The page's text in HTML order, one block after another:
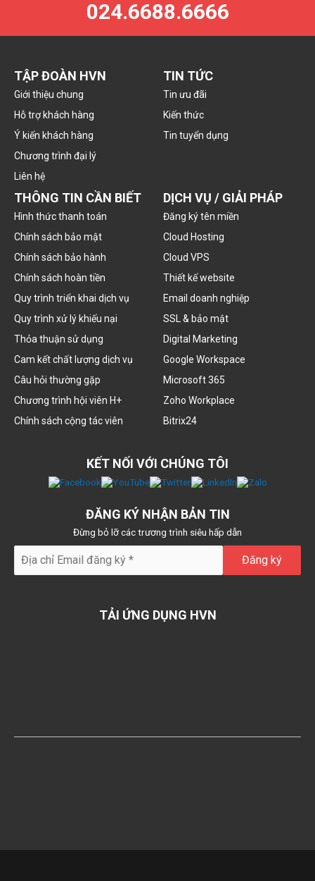
024.6688.6666
TẬP ĐOÀN HVN
Giới thiệu chung
Hỗ trợ khách hàng
Ý kiến khách hàng
Chương trình đại lý
Liên hệ
TIN TỨC
Tin ưu đãi
Kiến thức
Tin tuyển dụng
THÔNG TIN CẦN BIẾT
Hình thức thanh toán
Chính sách bảo mật
Chính sách bảo hành
Chính sách hoàn tiền
Quy trình triển khai dịch vụ
Quy trình xử lý khiếu nại
Thỏa thuận sử dụng
Cam kết chất lượng dịch vụ
Câu hỏi thường gặp
Chương trình hội viên H+
Chính sách cộng tác viên
DỊCH VỤ / GIẢI PHÁP
Đăng ký tên miền
Cloud Hosting
Cloud VPS
Thiết kế website
Email doanh nghiệp
SSL & bảo mật
Digital Marketing
Google Workspace
Microsoft 365
Zoho Workplace
Bitrix24
KẾT NỐI VỚI CHÚNG TÔI
ĐĂNG KÝ NHẬN BẢN TIN
Đừng bỏ lỡ các trương trình siêu hấp dẫn
TẢI ỨNG DỤNG HVN